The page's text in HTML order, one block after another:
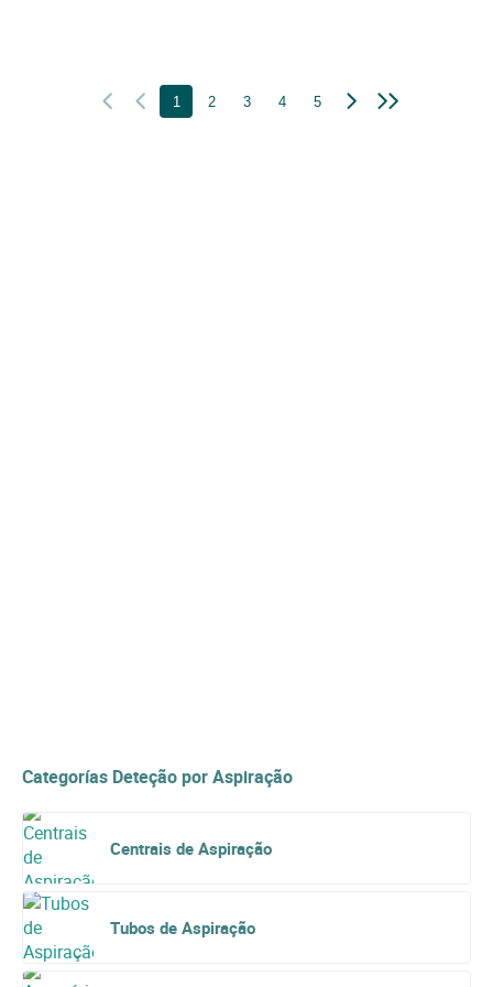
1 2 3 4 5
Categorías Deteção por Aspiração
Centrais de Aspiração
Tubos de Aspiração